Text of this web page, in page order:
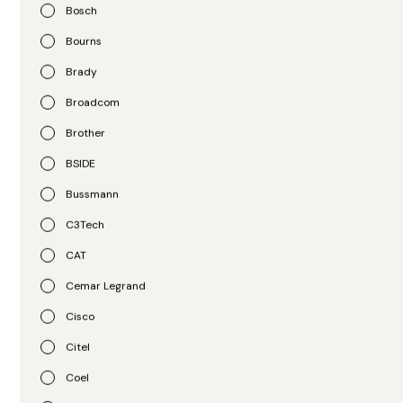
Bosch
Bourns
Brady
Broadcom
Brother
BSIDE
Bussmann
C3Tech
CAT
Cemar Legrand
Cisco
Citel
Coel
Moxa
Servidor Terminal
CN2650I-16-2AC
18.949,00